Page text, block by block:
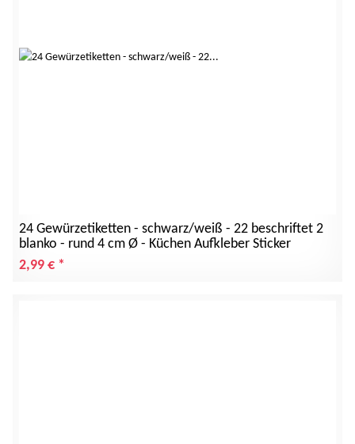
24 Gewürzetiketten - schwarz/weiß - 22 beschriftet 2
blanko - rund 4 cm Ø - Küchen Aufkleber Sticker
2,99 € *